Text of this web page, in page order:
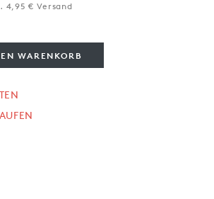
4,95 € Versand
WARENKORB